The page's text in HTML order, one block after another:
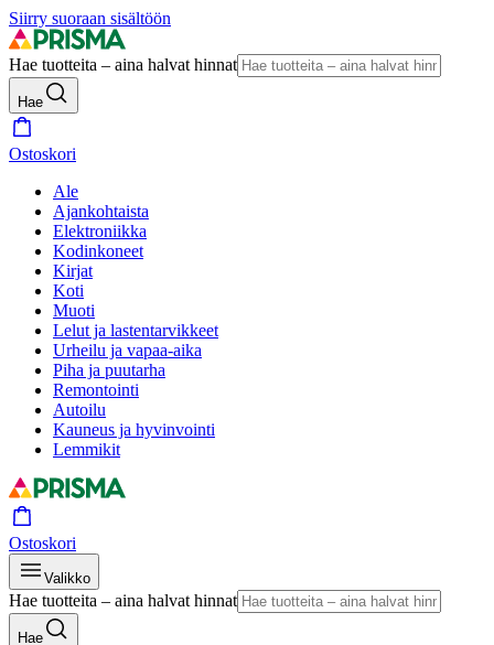
Siirry suoraan sisältöön
Hae tuotteita – aina halvat hinnat
Hae
Ostoskori
Ale
Ajankohtaista
Elektroniikka
Kodinkoneet
Kirjat
Koti
Muoti
Lelut ja lastentarvikkeet
Urheilu ja vapaa-aika
Piha ja puutarha
Remontointi
Autoilu
Kauneus ja hyvinvointi
Lemmikit
Ostoskori
Valikko
Hae tuotteita – aina halvat hinnat
Hae